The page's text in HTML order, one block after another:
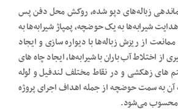
زباله‌های دپو شده، روکش محل دفن پس
شیرابه‌ها به یک حوضچه، پمپاژ شیرابه‌ها به
از ریزش زباله‌ها با دیواره سازی و ایجاد
از اختلاط آب باران با شیرابه‌ها، ایجاد چاه های
های زهکشی و در نقاط مختلف لندفیل و لوله
به سمت حوضچه از جمله اهداف اجرای پروژه‌
محسوب می‌شود.